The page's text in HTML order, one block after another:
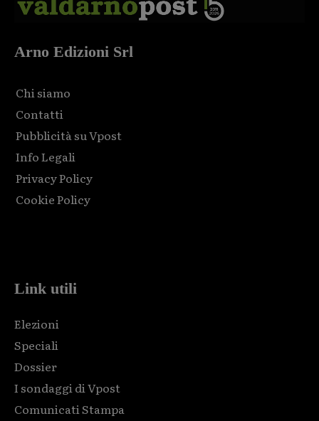
Arno Edizioni Srl
Chi siamo
Contatti
Pubblicità su Vpost
Info Legali
Privacy Policy
Cookie Policy
Link utili
Elezioni
Speciali
Dossier
I sondaggi di Vpost
Comunicati Stampa